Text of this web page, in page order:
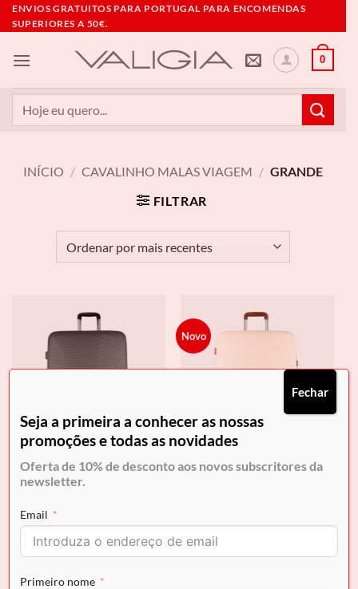
Skip
to
ENVIOS GRATUITOS PARA PORTUGAL PARA ENCOMENDAS
SUPERIORES A 50€.
0
INÍCIO / CAVALINHO MALAS VIAGEM / GRANDE
FILTRAR
Colorful
Novo
Seja a primeira a conhecer as nossas
promoções e todas as novidades
Oferta de 10% de desconto aos novos subscritores da
newsletter.
Email
Primeiro nome
Fechar